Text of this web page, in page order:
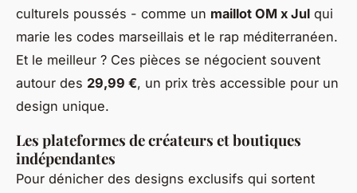
culturels poussés - comme un maillot OM x Jul qui
marie les codes marseillais et le rap méditerranéen.
Et le meilleur ? Ces pièces se négocient souvent
autour des 29,99 €, un prix très accessible pour un
design unique.
Les plateformes de créateurs et boutiques
indépendantes
Pour dénicher des designs exclusifs qui sortent